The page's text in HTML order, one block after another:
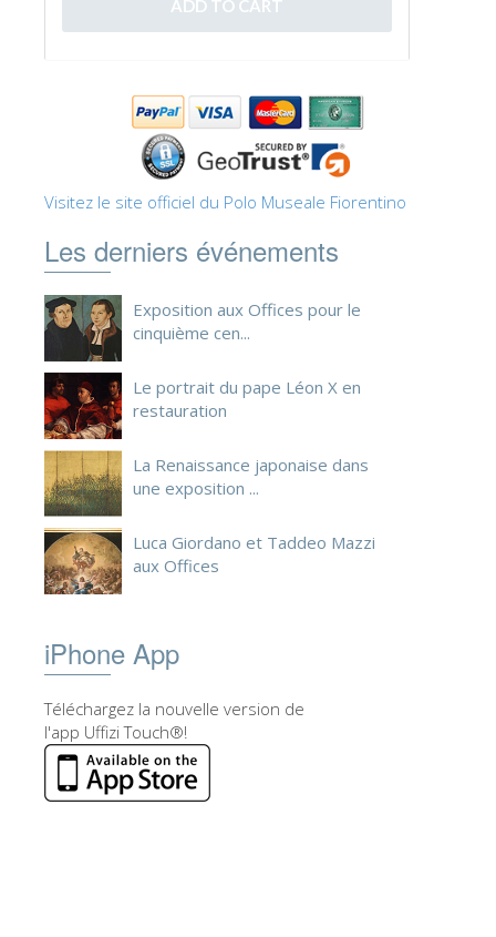
Visitez le site officiel du Polo Museale Fiorentino
Les derniers événements
Exposition aux Offices pour le
cinquième cen...
Le portrait du pape Léon X en
restauration
La Renaissance japonaise dans
une exposition ...
Luca Giordano et Taddeo Mazzi
aux Offices
iPhone App
Téléchargez la nouvelle version de
l'app Uffizi Touch®!